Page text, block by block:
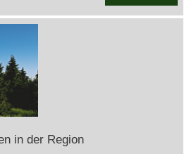
in der Region